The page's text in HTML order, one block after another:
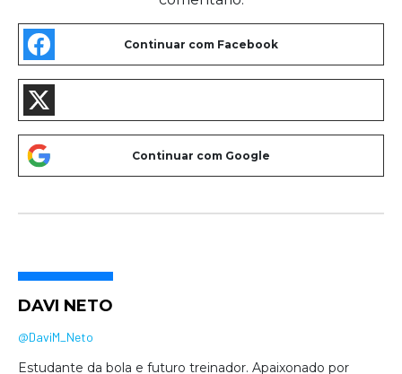
DAVI NETO
@DaviM_Neto
Estudante da bola e futuro treinador. Apaixonado por